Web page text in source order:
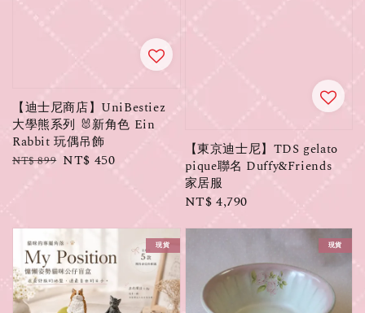
【迪士尼商店】UniBestiez
大學熊系列 🐰新角色 Ein
Rabbit 玩偶吊飾
Regular
NT$ 899 Sale
NT$ 450
【東京迪士尼】TDS gelato
pique聯名 Duffy&Friends
家居服
Regular
NT$ 4,790
現貨 現貨